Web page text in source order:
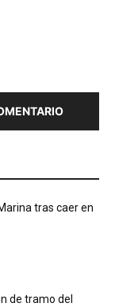
tras caer en
de tramo del